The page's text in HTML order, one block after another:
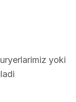
yoki